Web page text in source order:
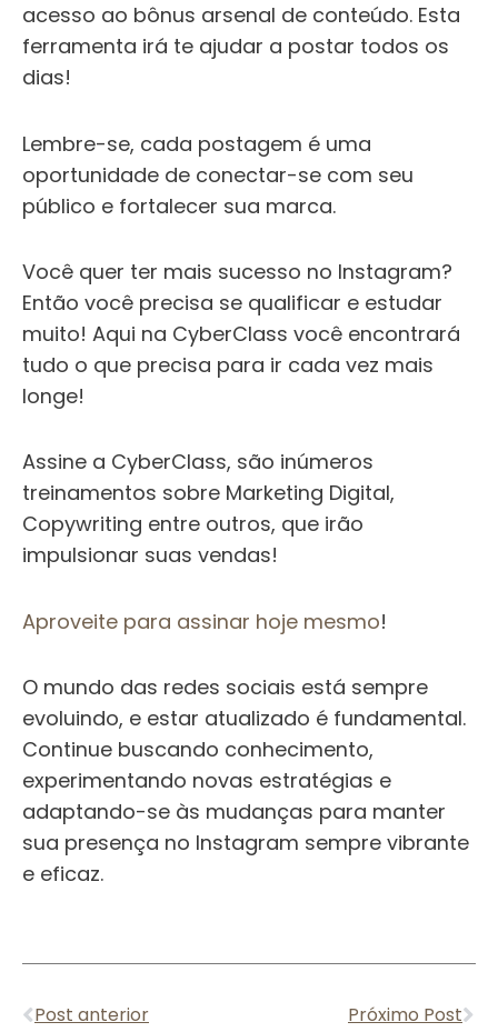
acesso ao bônus arsenal de conteúdo. Esta
ferramenta irá te ajudar a postar todos os
dias!
Lembre-se, cada postagem é uma
oportunidade de conectar-se com seu
público e fortalecer sua marca.
Você quer ter mais sucesso no Instagram?
Então você precisa se qualificar e estudar
muito! Aqui na CyberClass você encontrará
tudo o que precisa para ir cada vez mais
longe!
Assine a CyberClass, são inúmeros
treinamentos sobre Marketing Digital,
Copywriting entre outros, que irão
impulsionar suas vendas!
Aproveite para assinar hoje mesmo!
O mundo das redes sociais está sempre
evoluindo, e estar atualizado é fundamental.
Continue buscando conhecimento,
experimentando novas estratégias e
adaptando-se às mudanças para manter
sua presença no Instagram sempre vibrante
e eficaz.
Anterior
Post anterior Próximo Post